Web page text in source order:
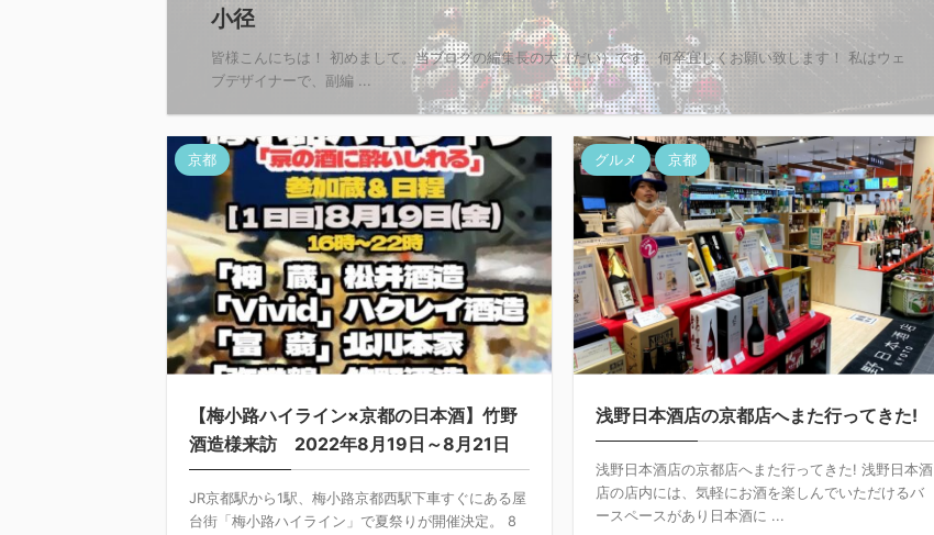
小径
皆様こんにちは！ 初めまして。当ブログの編集長の大（だい）です。何卒宜しくお願い致します！ 私はウェ
ブデザイナーで、副編 ...
京都
【梅小路ハイライン×京都の日本酒】竹野
酒造様来訪 2022年8月19日～8月21日
JR京都駅から1駅、梅小路京都西駅下車すぐにある屋
台街「梅小路ハイライン」で夏祭りが開催決定。 8
グルメ 京都
浅野日本酒店の京都店へまた行ってきた!
浅野日本酒店の京都店へまた行ってきた! 浅野日本酒
店の店内には、気軽にお酒を楽しんでいただけるバ
ースペースがあり日本酒に ...